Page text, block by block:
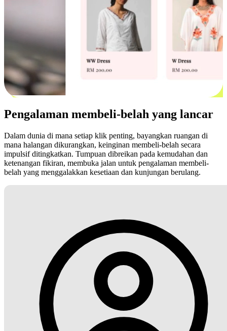
Pengalaman membeli-belah yang lancar
Dalam dunia di mana setiap klik penting, bayangkan ruangan di
mana halangan dikurangkan, keinginan membeli-belah secara
impulsif ditingkatkan. Tumpuan dibreikan pada kemudahan dan
ketenangan fikiran, membuka jalan untuk pengalaman membeli-
belah yang menggalakkan kesetiaan dan kunjungan berulang.